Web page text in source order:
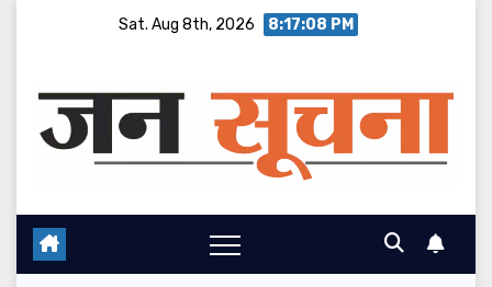
Sat. Aug 8th, 2026 8:17:09 PM